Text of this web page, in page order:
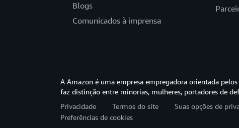
Blogs
Comunicados à imprensa
A Amazon é uma empresa empregadora orientada
faz distinção entre minorias, mulheres, portadores de
Privacidade
Termos do site
Suas opções de
Preferências de cookies